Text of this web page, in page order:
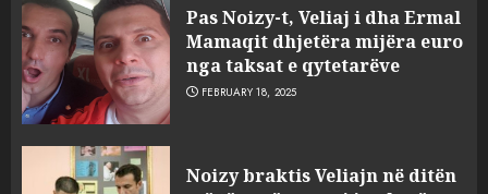
Pas Noizy-t, Veliaj i dha Ermal
Mamaqit dhjetëra mijëra euro
nga taksat e qytetarëve
FEBRUARY 18, 2025
Noizy braktis Veliajn në ditën
sulmuan “One Albania”,